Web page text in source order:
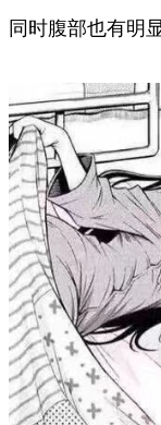
同时腹部也有明